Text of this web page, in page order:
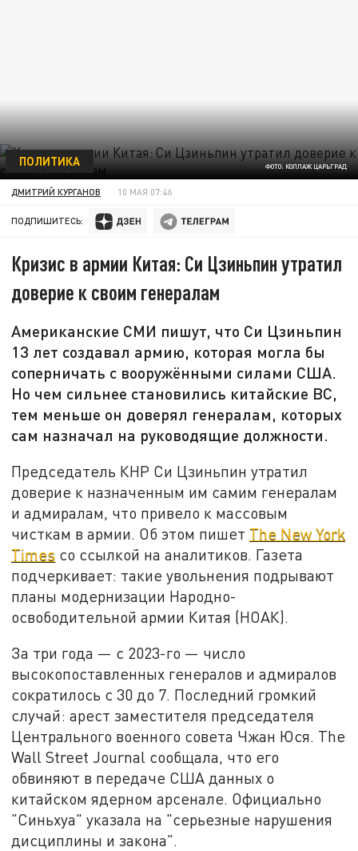
ФОТО: КОЛЛАЖ ЦАРЬГРАД
ПОЛИТИКА
ДМИТРИЙ КУРГАНОВ 10 МАЯ 07:46
ПОДПИШИТЕСЬ:
Кризис в армии Китая: Си Цзиньпин утратил
доверие к своим генералам
Американские СМИ пишут, что Си Цзиньпин
13 лет создавал армию, которая могла бы
соперничать с вооружёнными силами США.
Но чем сильнее становились китайские ВС,
тем меньше он доверял генералам, которых
сам назначал на руководящие должности.
Председатель КНР Си Цзиньпин утратил
доверие к назначенным им самим генералам
и адмиралам, что привело к массовым
чисткам в армии. Об этом пишет The New York
Times со ссылкой на аналитиков. Газета
подчеркивает: такие увольнения подрывают
планы модернизации Народно-
освободительной армии Китая (НОАК).
За три года — с 2023-го — число
высокопоставленных генералов и адмиралов
сократилось с 30 до 7. Последний громкий
случай: арест заместителя председателя
Центрального военного совета Чжан Юся. The
Wall Street Journal сообщала, что его
обвиняют в передаче США данных о
китайском ядерном арсенале. Официально
"Синьхуа" указала на "серьезные нарушения
дисциплины и закона".